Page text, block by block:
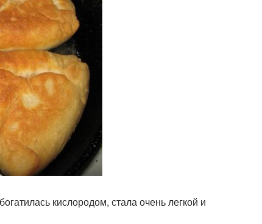
кислородом, стала очень легкой и